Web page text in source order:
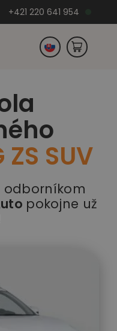
+421 220 641 954
ZS SUV
odborníkom
pokojne už